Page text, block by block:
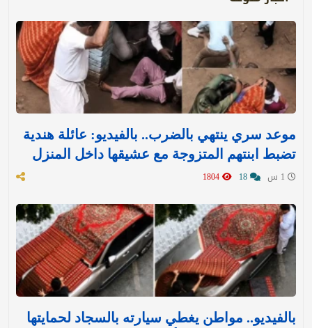
موعد سري ينتهي بالضرب.. بالفيديو: عائلة هندية
تضبط ابنتهم المتزوجة مع عشيقها داخل المنزل
بالفيديو.. مواطن يغطي سيارته بالسجاد لحمايتها